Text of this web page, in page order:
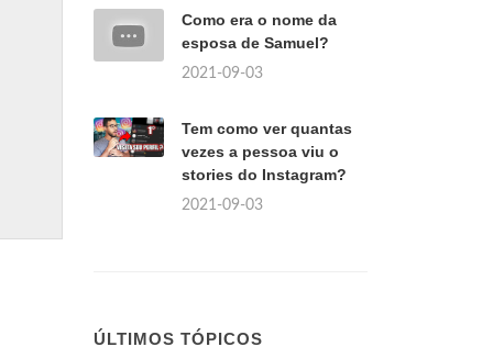
Como era o nome da
esposa de Samuel?
2021-09-03
Tem como ver quantas
vezes a pessoa viu o
stories do Instagram?
2021-09-03
ÚLTIMOS TÓPICOS